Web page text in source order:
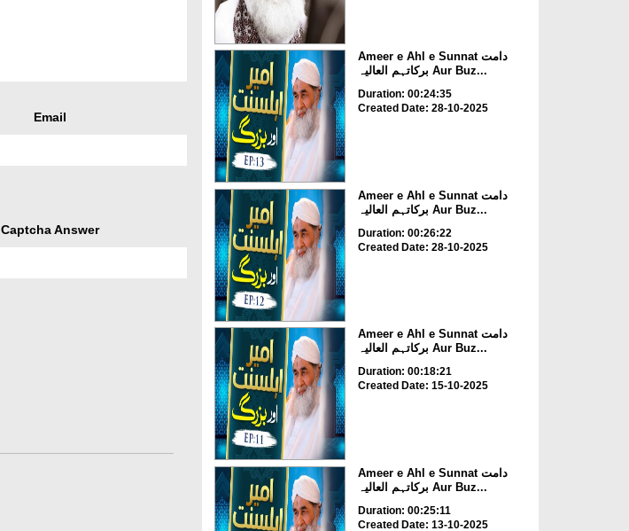
Email
Captcha Answer
Ameer e Ahl e Sunnat دامت
برکاتہم العالیہ Aur Buz...
Duration: 00:24:35
Created Date: 28-10-2025
Ameer e Ahl e Sunnat دامت
برکاتہم العالیہ Aur Buz...
Duration: 00:26:22
Created Date: 28-10-2025
Ameer e Ahl e Sunnat دامت
برکاتہم العالیہ Aur Buz...
Duration: 00:18:21
Created Date: 15-10-2025
Ameer e Ahl e Sunnat دامت
برکاتہم العالیہ Aur Buz...
Duration: 00:25:11
Created Date: 13-10-2025